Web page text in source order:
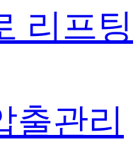
리프팅
출관리